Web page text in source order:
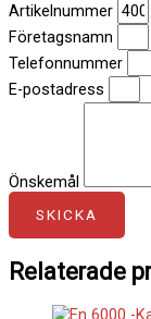
Artikelnummer
Företagsnamn
Telefonnummer
E-postadress
Önskemål
SKICKA
Relaterade